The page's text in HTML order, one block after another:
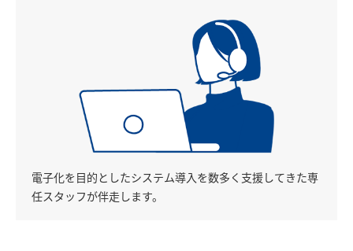
電子化を目的としたシステム導入を数多く支援してきた専
任スタッフが伴走します。